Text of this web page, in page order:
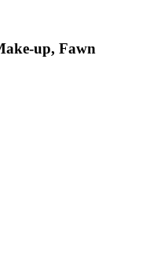
up, Fawn